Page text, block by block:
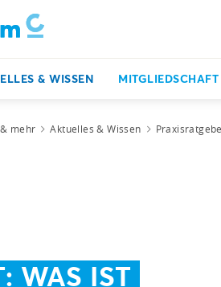
& WISSEN MITGLIEDSCHAFT
mehr Aktuelles & Wissen
WAS IST